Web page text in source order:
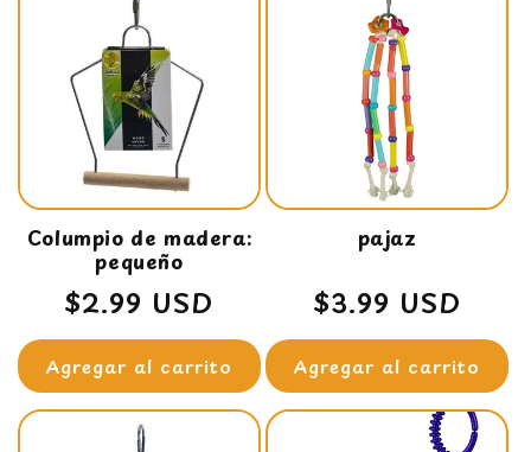
:
Columpio de madera:
pequeño
Precio
habitual
$2.99 USD
Agregar al carrito
pajaz
Precio
habitual
$3.99 USD
Agregar al carrito